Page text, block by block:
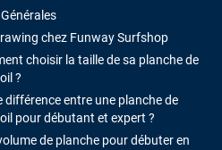
Générales
chez Funway Surfshop
choisir la taille de sa planche de
?
différence entre une planche de
pour débutant et expert ?
de planche pour débuter en